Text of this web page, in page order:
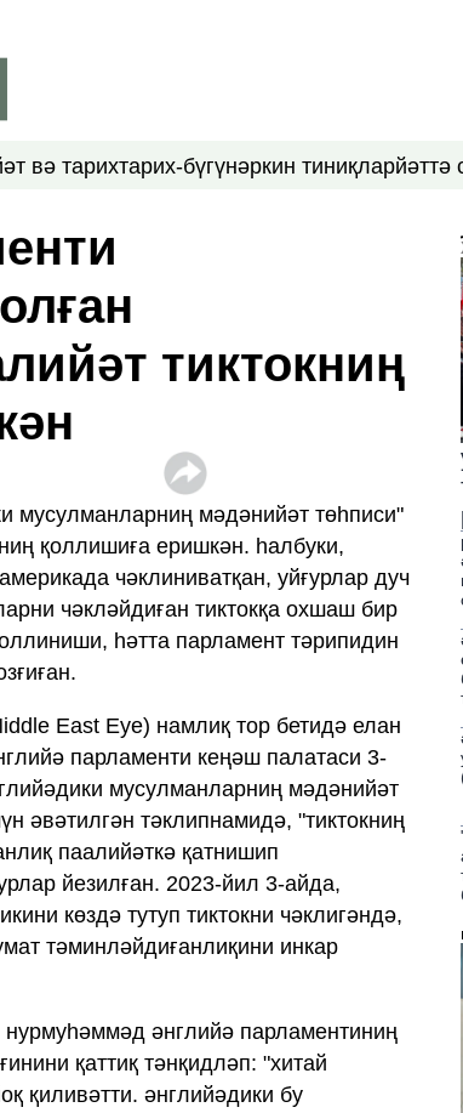
вә тарихтарих-бүгүнәркин тиниқларйәттә
тиктокниң
мусулманларниң мәдәнийәт төһписи"
қоллишиға еришкән. һалбуки,
чәклиниватқан, уйғурлар дуч
чәкләйдиған тиктокқа охшаш бир
һәтта парламент тәрипидин
East Eye) намлиқ тор бетидә елан
парламенти кеңәш палатаси 3-
мусулманларниң мәдәнийәт
әвәтилгән тәклипнамидә, "тиктокниң
паалийәткә қатнишип
йезилған. 2023-йил 3-айда,
көздә тутуп тиктокни чәклигәндә,
тәминләйдиғанлиқини инкар
нурмуһәммәд әнглийә парламентиниң
қаттиқ тәнқидләп: "хитай
қиливәтти. әнглийәдики бу